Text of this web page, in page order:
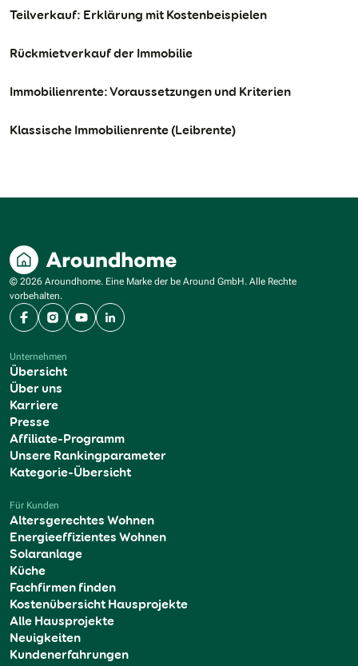
Teilverkauf: Erklärung mit Kostenbeispielen
Rückmietverkauf der Immobilie
Immobilienrente: Voraussetzungen und Kriterien
Klassische Immobilienrente (Leibrente)
© 2026 Aroundhome. Eine Marke der be Around GmbH. Alle Rechte
vorbehalten.
FacebookInstagram
YouTubeLinkedIn
Unternehmen
Übersicht
Über uns
Karriere
Presse
Affiliate-Programm
Unsere Rankingparameter
Kategorie-Übersicht
Für Kunden
Altersgerechtes Wohnen
Energieeffizientes Wohnen
Solaranlage
Küche
Fachfirmen finden
Kostenübersicht Hausprojekte
Alle Hausprojekte
Neuigkeiten
Kundenerfahrungen